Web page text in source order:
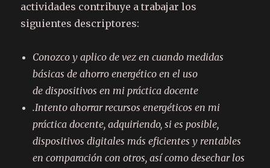
actividades contribuye a trabajar los
siguientes descriptores:
Conozco y aplico de vez encuando medidas
básicas deahorro energético en el uso
dedispositivos en mi prácticadocente
.Intento ahorrar recursosenergéticos en mi
prácticadocente, adquiriendo, si esposible,
dispositivos digitalesmás eficientes y rentables
encomparación con otros, así comodesechar los